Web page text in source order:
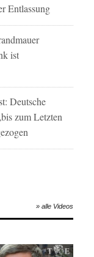
Entlassung
ist
Deutsche
zum Letzten
» alle Videos